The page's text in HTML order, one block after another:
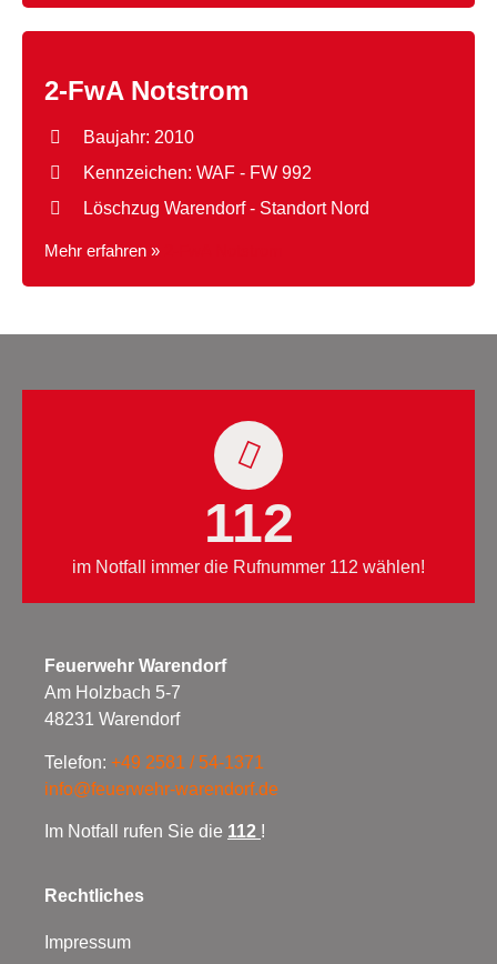
2-FwA Notstrom
Baujahr: 2010
Kennzeichen: WAF - FW 992
Löschzug Warendorf - Standort Nord
Mehr erfahren »
112
im Notfall immer die Rufnummer 112 wählen!
Feuerwehr Warendorf
Am Holzbach 5-7
48231 Warendorf
Telefon: +49 2581 / 54-1371
info@feuerwehr-warendorf.de
Im Notfall rufen Sie die 112 !
Rechtliches
Impressum